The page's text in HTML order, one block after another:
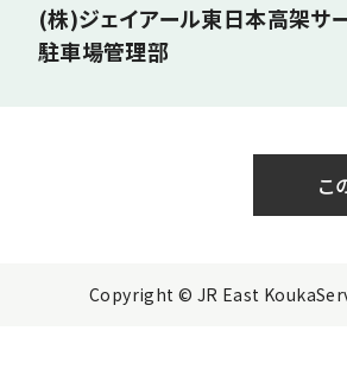
(株)ジェイアール東日本高架サ
駐車場管理部
こ
Copyright © JR East